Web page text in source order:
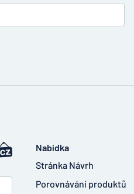
Nabídka
Stránka Návrh
Porovnávání produktů